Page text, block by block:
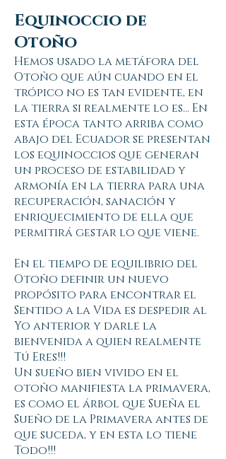
Equinoccio de
Otoño
Hemos usado la metáfora del
Otoño que aún cuando en el
trópico no es tan evidente, en
la tierra si realmente lo es... En
esta época tanto arriba como
abajo del Ecuador se presentan
los equinoccios que generan
un proceso de estabilidad y
armonía en la tierra para una
recuperación, sanación y
enriquecimiento de ella que
permitirá gestar lo que viene.
En el tiempo de equilibrio del
Otoño definir un nuevo
propósito para encontrar el
Sentido a la Vida es despedir al
Yo anterior y darle la
bienvenida a quien realmente
Tú Eres!!!
Un sueño bien vivido en el
otoño manifiesta la primavera,
es como el árbol que Sueña el
Sueño de la Primavera antes de
que suceda, y en esta lo tiene
Todo!!!